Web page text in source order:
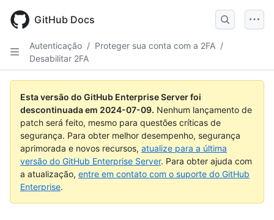
main
GitHub Docs
Autenticação / Proteger sua conta com a 2FA /
Desabilitar 2FA
Esta versão do GitHub Enterprise Server foi
descontinuada em 2024-07-09. Nenhum lançamento de
patch será feito, mesmo para questões críticas de
segurança. Para obter melhor desempenho, segurança
aprimorada e novos recursos, atualize para a última
versão do GitHub Enterprise Server. Para obter ajuda com
a atualização, entre em contato com o suporte do GitHub
Enterprise.